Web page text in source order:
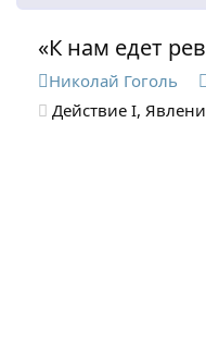
«К нам едет
Николай Гоголь
Действие I,